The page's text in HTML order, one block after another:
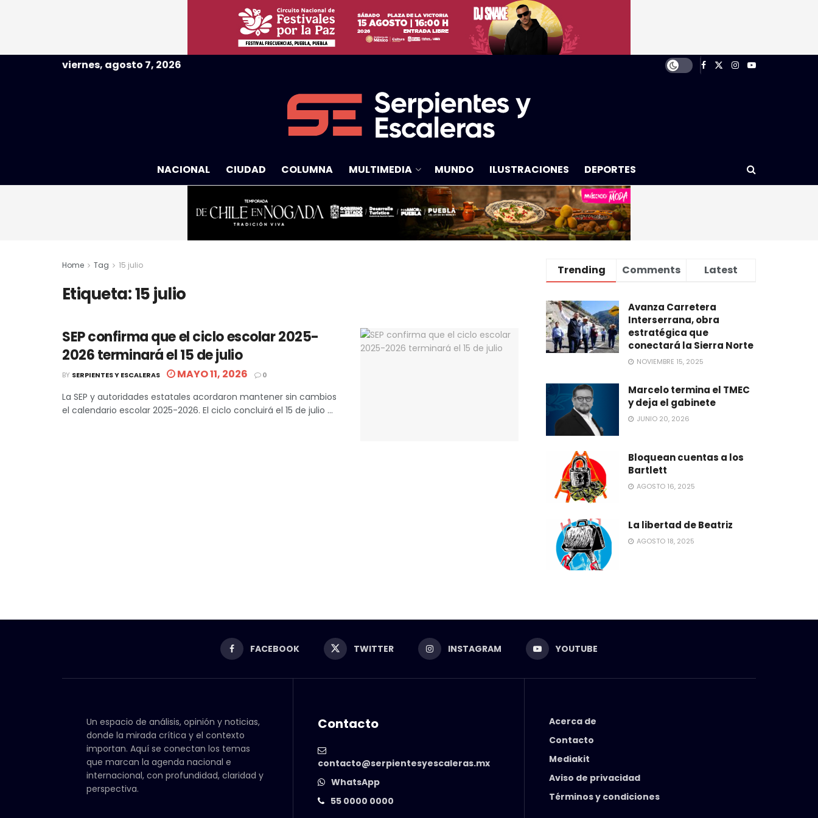
viernes, agosto 7, 2026
NACIONAL CIUDAD COLUMNA MULTIMEDIA MUNDO ILUSTRACIONES DEPORTES
Home Tag 15 julio
Etiqueta:15 julio
SEP confirma que el ciclo escolar 2025-
2026 terminará el 15 de julio
BY SERPIENTES Y ESCALERAS MAYO 11, 2026 0
La SEP y autoridades estatales acordaron mantener sin cambios
el calendario escolar 2025-2026. El ciclo concluirá el 15 de julio ...
Trending Comments Latest
Avanza Carretera
Interserrana, obra
estratégica que
conectará la Sierra Norte
NOVIEMBRE 15, 2025
Marcelo termina el TMEC
y deja el gabinete
JUNIO 20, 2026
Bloquean cuentas a los
Bartlett
AGOSTO 16, 2025
La libertad de Beatriz
AGOSTO 18, 2025
FACEBOOK TWITTER INSTAGRAM YOUTUBE
Un espacio de análisis, opinión y noticias,
donde la mirada crítica y el contexto
importan. Aquí se conectan los temas
que marcan la agenda nacional e
internacional, con profundidad, claridad y
perspectiva.
Contacto
contacto@serpientesyescaleras.mx
WhatsApp
55 0000 0000
Acerca de
Contacto
Mediakit
Aviso de privacidad
Términos y condiciones